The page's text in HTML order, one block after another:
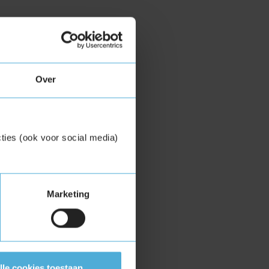
Over
(ook voor social media)
Marketing